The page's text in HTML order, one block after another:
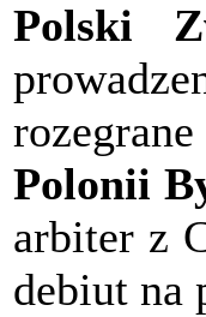
Polski
rozegrane
Polonii
arbiter z
debiut na